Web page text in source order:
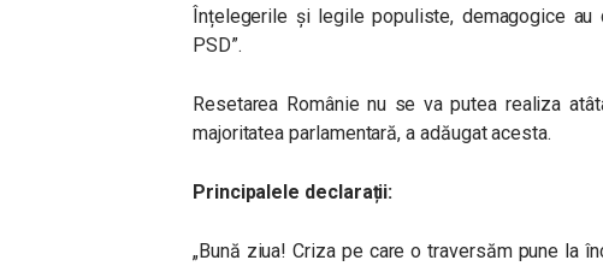
Înțelegerile și legile populiste, demagogice
PSD”.
Resetarea Românie nu se va putea realiza
majoritatea parlamentară, a adăugat acesta.
Principalele declarații:
„Bună ziua! Criza pe care o traversăm pune la